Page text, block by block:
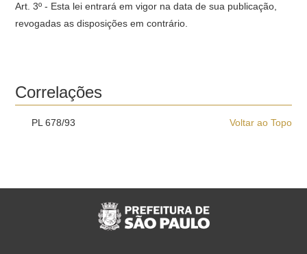
Art. 3º - Esta lei entrará em vigor na data de sua publicação,
revogadas as disposições em contrário.
Correlações
Voltar ao Topo
PL 678/93